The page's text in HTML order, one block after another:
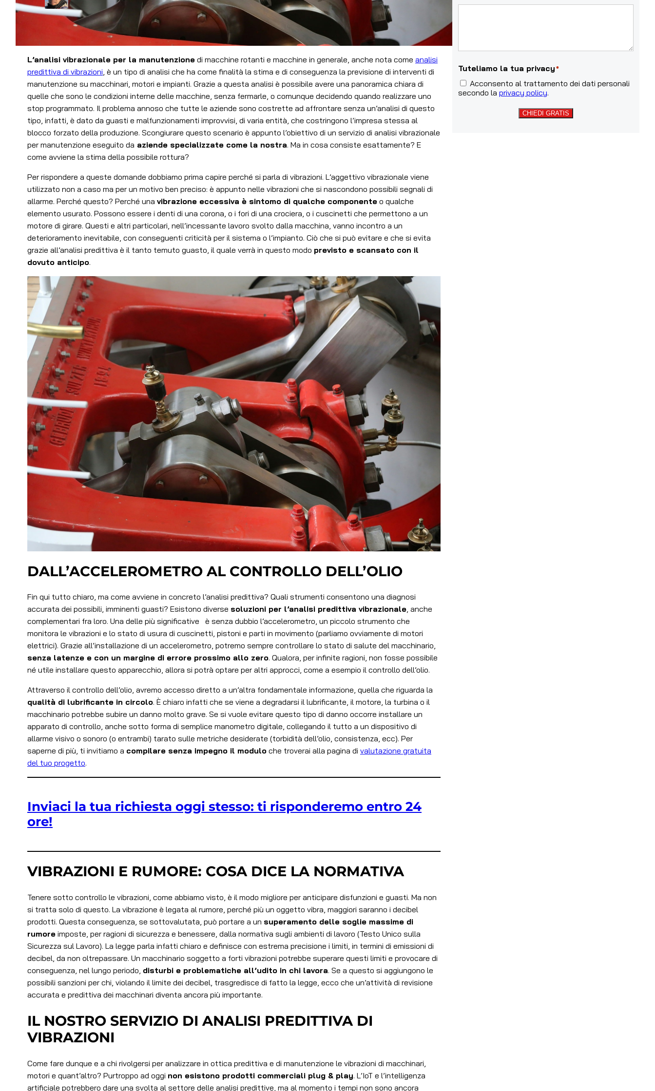
L’analisi vibrazionale per la manutenzione di macchine rotanti e macchine in generale, anche nota come analisi
predittiva di vibrazioni , è un tipo di analisi che ha come finalità la stima e di conseguenza la previsione di interventi di
manutenzione su macchinari, motori e impianti. Grazie a questa analisi è possibile avere una panoramica chiara di
quelle che sono le condizioni interne delle macchine, senza fermarle, o comunque decidendo quando realizzare uno
stop programmato. Il problema annoso che tutte le aziende sono costrette ad affrontare senza un’analisi di questo
tipo, infatti, è dato da guasti e malfunzionamenti improvvisi, di varia entità, che costringono l’impresa stessa al
blocco forzato della produzione. Scongiurare questo scenario è appunto l’obiettivo di un servizio di analisi vibrazionale
per manutenzione eseguito da aziende specializzate come la nostra. Ma in cosa consiste esattamente? E
come avviene la stima della possibile rottura?
Per rispondere a queste domande dobbiamo prima capire perché si parla di vibrazioni. L’aggettivo vibrazionale viene
utilizzato non a caso ma per un motivo ben preciso: è appunto nelle vibrazioni che si nascondono possibili segnali di
allarme. Perché questo? Perché una vibrazione eccessiva è sintomo di qualche componente o qualche
elemento usurato. Possono essere i denti di una corona, o i fori di una crociera, o i cuscinetti che permettono a un
motore di girare. Questi e altri particolari, nell’incessante lavoro svolto dalla macchina, vanno incontro a un
deterioramento inevitabile, con conseguenti criticità per il sistema o l’impianto. Ciò che si può evitare e che si evita
grazie all’analisi predittiva è il tanto temuto guasto, il quale verrà in questo modo previsto e scansato con il
dovuto anticipo.
DALL’ACCELEROMETRO AL CONTROLLO DELL’OLIO
Fin qui tutto chiaro, ma come avviene in concreto l’analisi predittiva? Quali strumenti consentono una diagnosi
accurata dei possibili, imminenti guasti? Esistono diverse soluzioni per l’analisi predittiva vibrazionale, anche
complementari fra loro. Una delle più significative è senza dubbio l’accelerometro, un piccolo strumento che
monitora le vibrazioni e lo stato di usura di cuscinetti, pistoni e parti in movimento (parliamo ovviamente di motori
elettrici). Grazie all’installazione di un accelerometro, potremo sempre controllare lo stato di salute del macchinario,
senza latenze e con un margine di errore prossimo allo zero. Qualora, per infinite ragioni, non fosse possibile
né utile installare questo apparecchio, allora si potrà optare per altri approcci, come a esempio il controllo dell’olio.
Attraverso il controllo dell’olio, avremo accesso diretto a un’altra fondamentale informazione, quella che riguarda la
qualità di lubrificante in circolo. È chiaro infatti che se viene a degradarsi il lubrificante, il motore, la turbina o il
macchinario potrebbe subire un danno molto grave. Se si vuole evitare questo tipo di danno occorre installare un
apparato di controllo, anche sotto forma di semplice manometro digitale, collegando il tutto a un dispositivo di
allarme visivo o sonoro (o entrambi) tarato sulle metriche desiderate (torbidità dell’olio, consistenza, ecc). Per
saperne di più, ti invitiamo a compilare senza impegno il modulo che troverai alla pagina di valutazione gratuita
del tuo progetto.
Inviaci la tua richiesta oggi stesso: ti risponderemo entro 24
ore!
VIBRAZIONI E RUMORE: COSA DICE LA NORMATIVA
Tenere sotto controllo le vibrazioni, come abbiamo visto, è il modo migliore per anticipare disfunzioni e guasti. Ma non
si tratta solo di questo. La vibrazione è legata al rumore, perché più un oggetto vibra, maggiori saranno i decibel
prodotti. Questa conseguenza, se sottovalutata, può portare a un superamento delle soglie massime di
rumore imposte, per ragioni di sicurezza e benessere, dalla normativa sugli ambienti di lavoro (Testo Unico sulla
Sicurezza sul Lavoro). La legge parla infatti chiaro e definisce con estrema precisione i limiti, in termini di emissioni di
decibel, da non oltrepassare. Un macchinario soggetto a forti vibrazioni potrebbe superare questi limiti e provocare di
conseguenza, nel lungo periodo, disturbi e problematiche all’udito in chi lavora. Se a questo si aggiungono le
possibili sanzioni per chi, violando il limite dei decibel, trasgredisce di fatto la legge, ecco che un’attività di revisione
accurata e predittiva dei macchinari diventa ancora più importante.
IL NOSTRO SERVIZIO DI ANALISI PREDITTIVA DI
VIBRAZIONI
Come fare dunque e a chi rivolgersi per analizzare in ottica predittiva e di manutenzione le vibrazioni di macchinari,
motori e quant’altro? Purtroppo ad oggi non esistono prodotti commerciali plug & play. L’IoT e l’intelligenza
artificiale potrebbero dare una svolta al settore delle analisi predittive, ma al momento i tempi non sono ancora
Tuteliamo la tua privacy*
Acconsento al trattamento dei dati personali
secondo la privacy policy.
CHIEDI GRATIS